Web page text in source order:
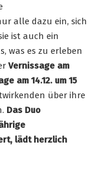
alle dazu ein, sich
ist auch ein
was es zu erleben
Vernissage am
am 14.12. um 15
über ihre
Das Duo
lädt herzlich